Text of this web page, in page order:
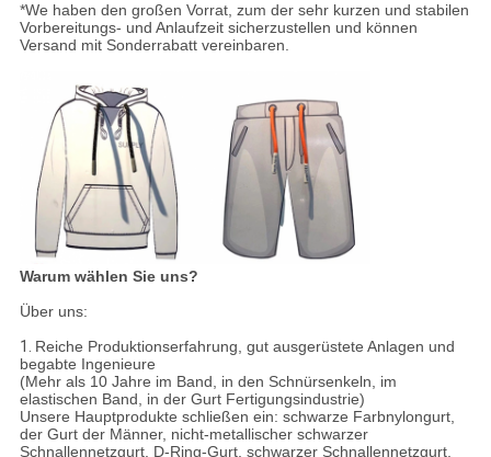
*We haben den großen Vorrat, zum der sehr kurzen und stabilen
Vorbereitungs- und Anlaufzeit sicherzustellen und können
Versand mit Sonderrabatt vereinbaren.
Warum wählen Sie uns?
Über uns:
1. Reiche Produktionserfahrung, gut ausgerüstete Anlagen und
begabte Ingenieure
(Mehr als 10 Jahre im Band, in den Schnürsenkeln, im
elastischen Band, in der Gurt Fertigungsindustrie)
Unsere Hauptprodukte schließen ein: schwarze Farbnylongurt,
der Gurt der Männer, nicht-metallischer schwarzer
Schnallennetzgurt, D-Ring-Gurt, schwarzer Schnallennetzgurt,